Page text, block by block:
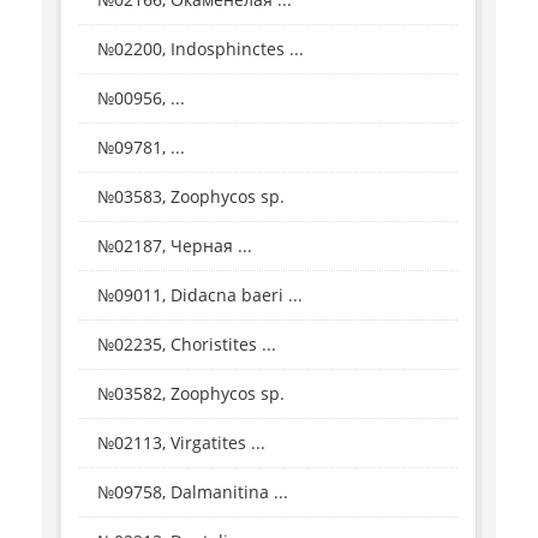
№02200, Indosphinctes ...
№00956, ...
№09781, ...
№03583, Zoophycos sp.
№02187, Черная ...
№09011, Didacna baeri ...
№02235, Choristites ...
№03582, Zoophycos sp.
№02113, Virgatites ...
№09758, Dalmanitina ...